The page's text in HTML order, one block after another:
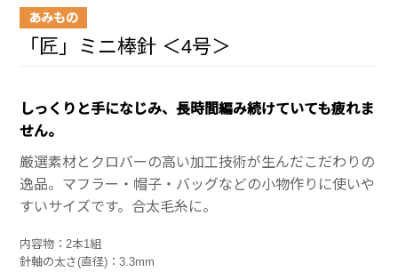
あみもの
「匠」ミニ棒針 ＜4号＞
しっくりと手になじみ、長時間編み続けていても疲れま
せん。
厳選素材とクロバーの高い加工技術が生んだこだわりの
逸品。マフラー・帽子・バッグなどの小物作りに使いや
すいサイズです。合太毛糸に。
内容物：2本1組
針軸の太さ(直径)：3.3mm